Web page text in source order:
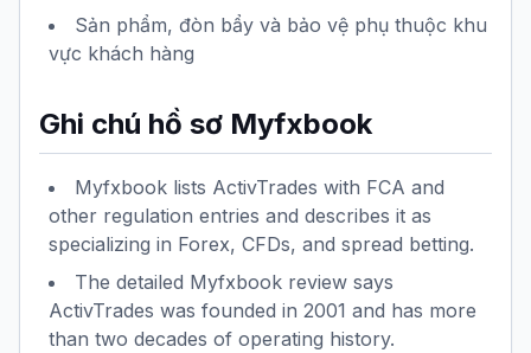
Sản phẩm, đòn bẩy và bảo vệ phụ thuộc khu
vực khách hàng
Ghi chú hồ sơ Myfxbook
Myfxbook lists ActivTrades with FCA and
other regulation entries and describes it as
specializing in Forex, CFDs, and spread betting.
The detailed Myfxbook review says
ActivTrades was founded in 2001 and has more
than two decades of operating history.